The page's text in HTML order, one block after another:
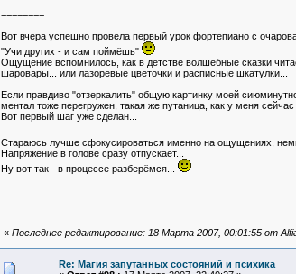
========
Вот вчера успешно провела первый урок фортепиано с
"Учи других - и сам поймёшь"
Ощущение вспомнилось, как в детстве волшебные сказки
шаровары... или лазоревые цветочки и расписные шкатулки...
Если правдиво "отзеркалить" общую картинку моей
ментал тоже перегружен, такая же путаница, как у меня
Вот первый шаг уже сделан...
Стараюсь лучше сфокусироваться именно на ощущениях,
Напряжение в голове сразу отпускает...
Ну вот так - в процессе разберёмся...
« Последнее редактирование: 18 Марта 2007, 00:01:55 от
Re: Магия запутанных состояний и психика